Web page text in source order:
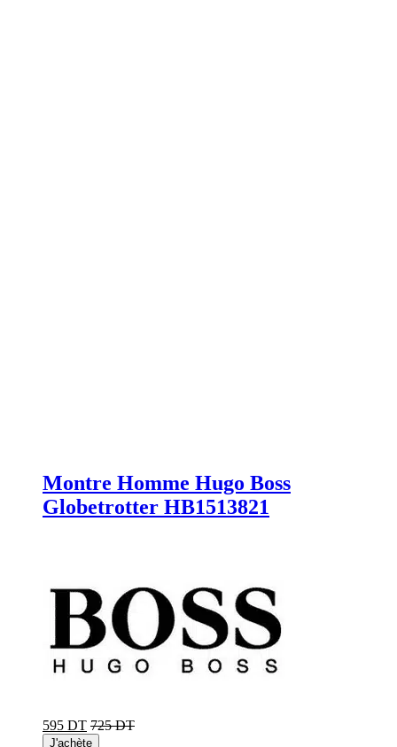
Montre Homme Hugo Boss
Globetrotter HB1513821
595 DT 725 DT
J'achète